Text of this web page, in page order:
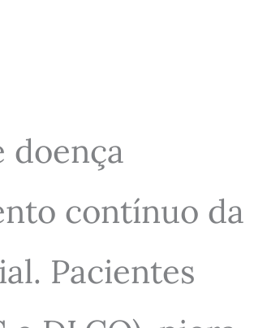
doença
contínuo da
Pacientes